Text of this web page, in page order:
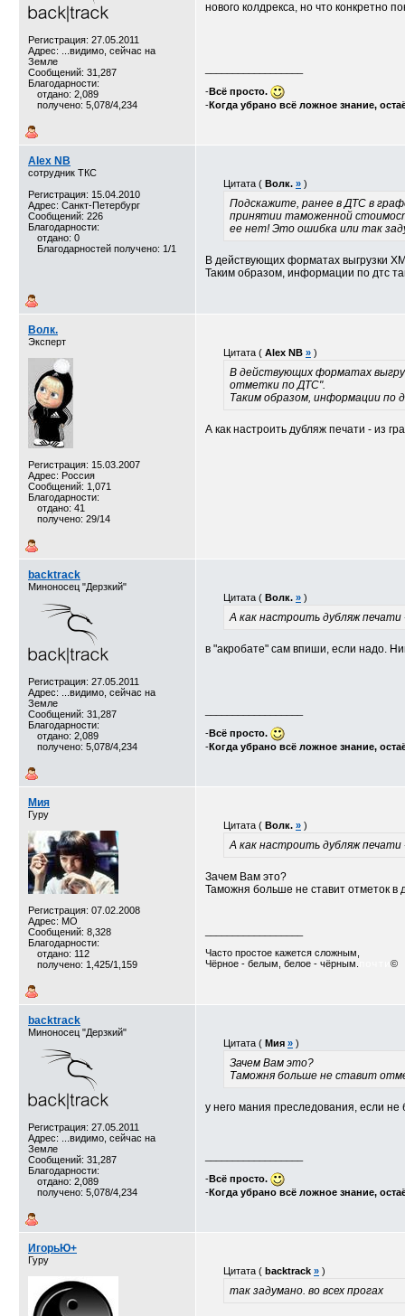
Регистрация: 27.05.2011
Адрес: ...видимо, сейчас на
Земле
Сообщений: 31,287
Благодарности:
отдано: 2,089
получено: 5,078/4,234
нового колдрекса, но что конкретно
-Всё просто.
-Когда убрано всё ложное знание,
Alex NB
сотрудник ТКС
Регистрация: 15.04.2010
Адрес: Санкт-Петербург
Сообщений: 226
Благодарности:
отдано: 0
Благодарностей получено: 1/1
Цитата ( Волк. » )
Подскажите, ранее в ДТС в
принятии таможенной
ее нет! Это ошибка или так
В действующих форматах выгрузки
Таким образом, информации по дтс
Волк.
Эксперт
Регистрация: 15.03.2007
Адрес: Россия
Сообщений: 1,071
Благодарности:
отдано: 41
получено: 29/14
Цитата ( Alex NB » )
В действующих форматах
отметки по ДТС".
Таким образом, информации
А как настроить дубляж печати - из
backtrack
Миноносец "Дерзкий"
Регистрация: 27.05.2011
Адрес: ...видимо, сейчас на
Земле
Сообщений: 31,287
Благодарности:
отдано: 2,089
получено: 5,078/4,234
Цитата ( Волк. » )
А как настроить дубляж
в "акробате" сам впиши, если надо.
-Всё просто.
-Когда убрано всё ложное знание,
Мия
Гуру
Регистрация: 07.02.2008
Адрес: МО
Сообщений: 8,328
Благодарности:
отдано: 112
получено: 1,425/1,159
Цитата ( Волк. » )
А как настроить дубляж
Зачем Вам это?
Таможня больше не ставит отметок в
Часто простое кажется сложным,
Чёрное - белым, белое - чёрным.
©
backtrack
Миноносец "Дерзкий"
Регистрация: 27.05.2011
Адрес: ...видимо, сейчас на
Земле
Сообщений: 31,287
Благодарности:
отдано: 2,089
получено: 5,078/4,234
Цитата ( Мия » )
Зачем Вам это?
Таможня больше не ставит
у него мания преследования, если
-Всё просто.
-Когда убрано всё ложное знание,
ИгорьЮ+
Гуру
Цитата ( backtrack » )
так задумано. во всех прогах